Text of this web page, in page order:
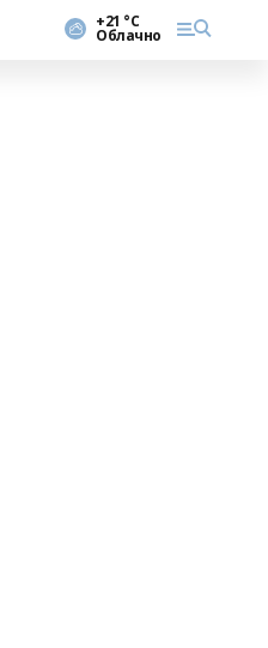
+21 °С
Облачно